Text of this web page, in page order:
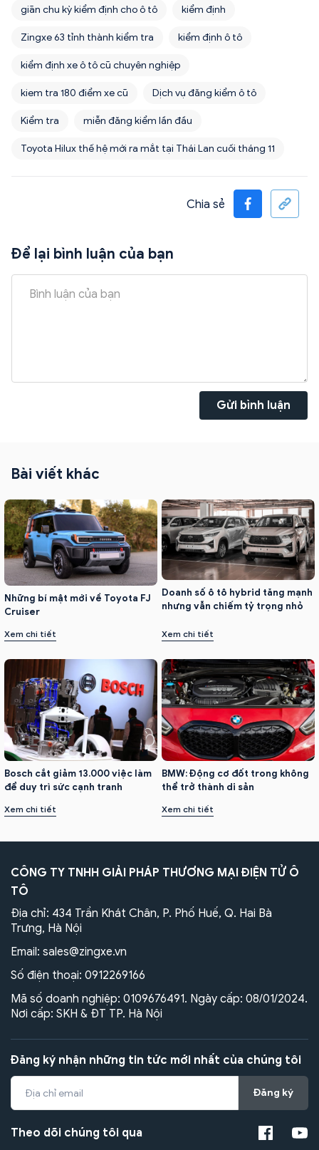
giãn chu kỳ kiểm định cho ô tô kiểm định
Zingxe 63 tỉnh thành kiểm tra kiểm định ô tô
kiểm định xe ô tô cũ chuyên nghiệp
kiem tra 180 điểm xe cũ Dịch vụ đăng kiểm ô tô
Kiểm tra miễn đăng kiểm lần đầu
Toyota Hilux thế hệ mới ra mắt tại Thái Lan cuối tháng 11
Chia sẻ
Để lại bình luận của bạn
Gửi bình luận
Bài viết khác
Những bí mật mới về Toyota FJ
Cruiser
Xem chi tiết
Doanh số ô tô hybrid tăng mạnh
nhưng vẫn chiếm tỷ trọng nhỏ
Xem chi tiết
Bosch cắt giảm 13.000 việc làm
để duy trì sức cạnh tranh
Xem chi tiết
BMW: Động cơ đốt trong không
thể trở thành di sản
Xem chi tiết
CÔNG TY TNHH GIẢI PHÁP THƯƠNG MẠI ĐIỆN TỬ Ô
TÔ
Địa chỉ: 434 Trần Khát Chân, P. Phố Huế, Q. Hai Bà
Trưng, Hà Nội
Email: sales@zingxe.vn
Số điện thoại: 0912269166
Mã số doanh nghiệp: 0109676491. Ngày cấp: 08/01/2024.
Nơi cấp: SKH & ĐT TP. Hà Nội
Đăng ký nhận những tin tức mới nhất của chúng tôi
Đăng ký
Theo dõi chúng tôi qua